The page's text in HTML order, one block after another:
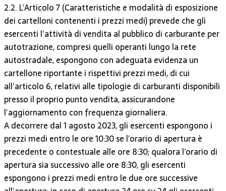
2.2. L’Articolo 7 (Caratteristiche e modalità di esposizione
dei cartelloni contenenti i prezzi medi) prevede che gli
esercenti l’attività di vendita al pubblico di carburante per
autotrazione, compresi quelli operanti lungo la rete
autostradale, espongono con adeguata evidenza un
cartellone riportante i rispettivi prezzi medi, di cui
all’articolo 6, relativi alle tipologie di carburanti disponibili
presso il proprio punto vendita, assicurandone
l’aggiornamento con frequenza giornaliera.
A decorrere dal 1 agosto 2023, gli esercenti espongono i
prezzi medi entro le ore 10:30 se l’orario di apertura è
precedente o contestuale alle ore 8:30; qualora l’orario di
apertura sia successivo alle ore 8:30, gli esercenti
espongono i prezzi medi entro le due ore successive